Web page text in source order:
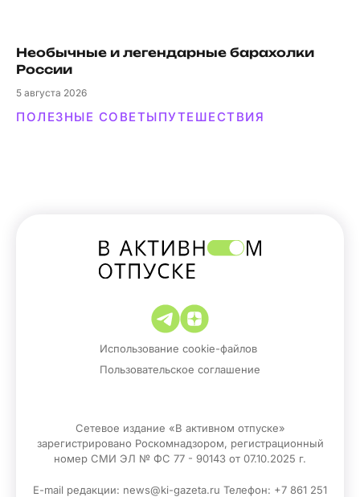
Необычные и легендарные барахолки
России
5 августа 2026
ПОЛЕЗНЫЕ СОВЕТЫПУТЕШЕСТВИЯ
Использование cookie-файлов
Пользовательское соглашение
Сетевое издание «В активном отпуске»
зарегистрировано Роскомнадзором, регистрационный
номер СМИ ЭЛ № ФС 77 - 90143 от 07.10.2025 г.
E-mail редакции: news@ki-gazeta.ru Телефон: +7 861 251